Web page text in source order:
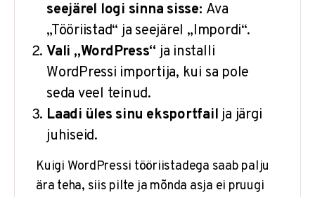
seejärel logi sinna sisse: Ava
„Tööriistad“ ja seejärel „Impordi“.
Vali „WordPress“ja installi
WordPressi importija, kui sa pole
seda veel teinud.
Laadi üles sinu eksportfailja järgi
juhiseid.
Kuigi WordPressi tööriistadega saab palju
ära teha, siis pilte ja mõnda asja ei pruugi